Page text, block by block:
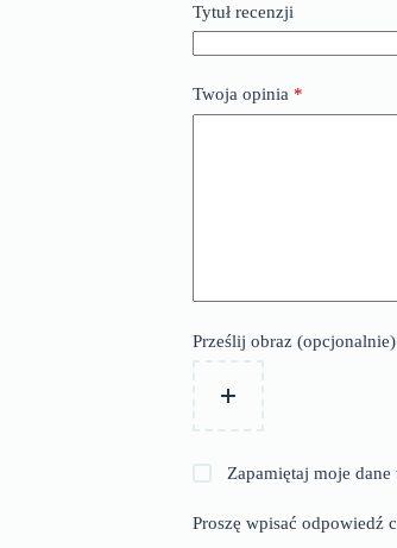
Tytuł recenzji
Twoja opinia *
Prześlij obraz (opcjonalnie)
Zapamiętaj moje
Proszę wpisać odpowiedź